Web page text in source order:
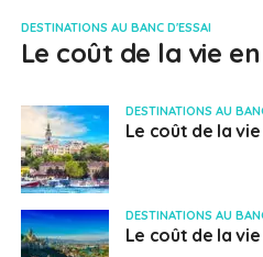
DESTINATIONS AU BANC D'ESSAI
Le coût de la vie
DESTINATIONS AU
Le coût de la
DESTINATIONS AU
Le coût de la